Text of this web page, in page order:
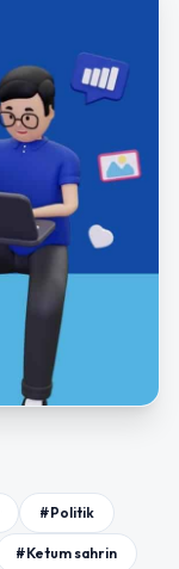
#Politik
#Ketum sahrin